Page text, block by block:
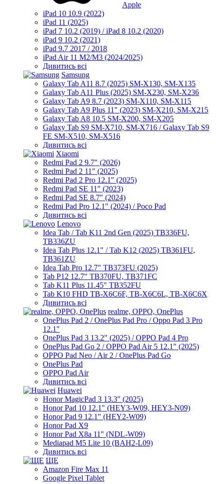
Apple
iPad 10 10.9 (2022)
iPad 11 (2025)
iPad 7 10.2 (2019) / iPad 8 10.2 (2020)
iPad 9 10.2 (2021)
iPad 9.7 2017 / 2018
iPad Air 11 M2/M3 (2024/2025)
Дивитись всі
Samsung
Galaxy Tab A11 8.7 (2025) SM-X130, SM-X135
Galaxy Tab A11 Plus (2025) SM-X230, SM-X236
Galaxy Tab A9 8.7 (2023) SM-X110, SM-X115
Galaxy Tab A9 Plus 11" (2023) SM-X210, SM-X215
Galaxy Tab A8 10.5 SM-X200, SM-X205
Galaxy Tab S9 SM-X710, SM-X716 / Galaxy Tab S9
FE SM-X510, SM-X516
Дивитись всі
Xiaomi
Redmi Pad 2 9.7" (2026)
Redmi Pad 2 11" (2025)
Redmi Pad 2 Pro 12.1" (2025)
Redmi Pad SE 11" (2023)
Redmi Pad SE 8.7" (2024)
Redmi Pad Pro 12.1" (2024) / Poco Pad
Дивитись всі
Lenovo
Idea Tab / Tab K11 2nd Gen (2025) TB336FU,
TB336ZU
Idea Tab Plus 12.1" / Tab K12 (2025) TB361FU,
TB361ZU
Idea Tab Pro 12.7" TB373FU (2025)
Tab P12 12.7" TB370FU, TB371FC
Tab K11 Plus 11.45" TB352FU
Tab K10 FHD TB-X6C6F, TB-X6C6L, TB-X6C6X
Дивитись всі
realme, OPPO, OnePlus
OnePlus Pad 2 / OnePlus Pad Pro / Oppo Pad 3 Pro
12.1"
OnePlus Pad 3 13.2" (2025) / OPPO Pad 4 Pro
OnePlus Pad Go 2 / OPPO Pad Air 5 12.1" (2025)
OPPO Pad Neo / Air 2 / OnePlus Pad Go
OnePlus Pad
OPPO Pad Air
Дивитись всі
Huawei
Honor MagicPad 3 13.3" (2025)
Honor Pad 10 12.1" (HEY3-W09, HEY3-N09)
Honor Pad 9 12.1" (HEY2-W09)
Honor Pad X9
Honor Pad X8a 11" (NDL-W09)
Mediapad M5 Lite 10 (BAH2-L09)
Дивитись всі
ЩЕ
Amazon Fire Max 11
Google Pixel Tablet